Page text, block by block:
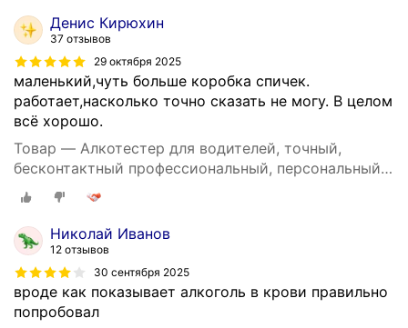
Денис Кирюхин
37 отзывов
29 октября 2025
маленький,чуть больше коробка спичек.
работает,насколько точно сказать не могу. В целом
всё хорошо.
Товар — Алкотестер для водителей, точный,
бесконтактный профессиональный, персональный
DG shop
Николай Иванов
12 отзывов
30 сентября 2025
вроде как показывает алкоголь в крови правильно
попробовал